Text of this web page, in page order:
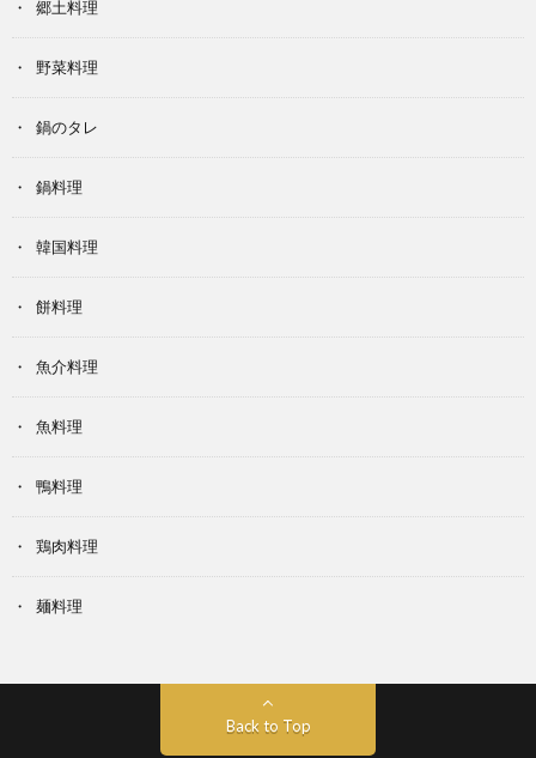
郷土料理
野菜料理
鍋のタレ
鍋料理
韓国料理
餅料理
魚介料理
魚料理
鴨料理
鶏肉料理
麺料理
Back to Top